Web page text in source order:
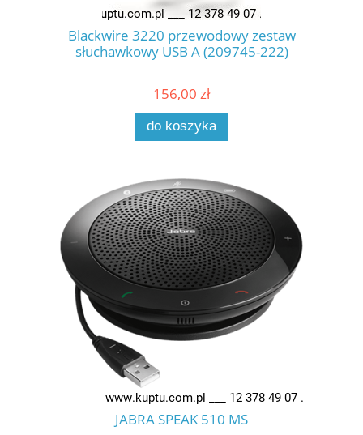
Blackwire 3220 przewodowy zestaw
słuchawkowy USB A (209745-222)
156,00 zł
do koszyka
JABRA SPEAK 510 MS